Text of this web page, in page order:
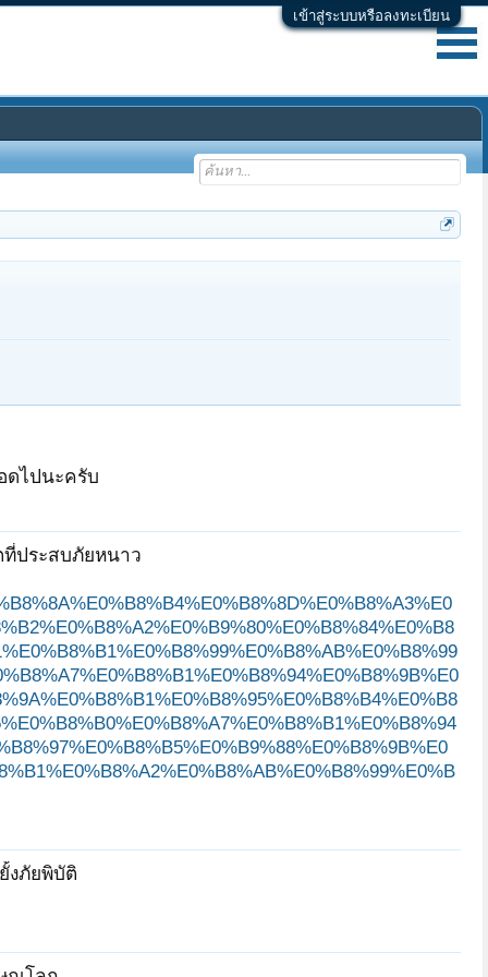
เข้าสู่ระบบหรือลงทะเบียน
ดไปนะครับ
ประสบภัยหนาว
งภัยพิบัติ